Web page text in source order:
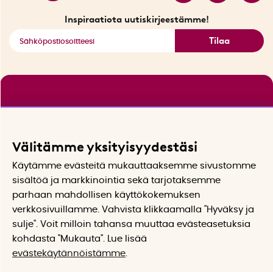
Inspiraatiota uutiskirjeestämme!
Tilaa
Välitämme yksityisyydestäsi
Käytämme evästeitä mukauttaaksemme sivustomme
sisältöä ja markkinointia sekä tarjotaksemme
parhaan mahdollisen käyttökokemuksen
verkkosivuillamme. Vahvista klikkaamalla "Hyväksy ja
sulje". Voit milloin tahansa muuttaa evästeasetuksia
kohdasta "Mukauta". Lue lisää
evästekäytännöistämme